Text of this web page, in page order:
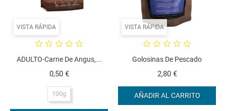
VISTA RÁPIDA
ADULTO-Carne De Angus,...
0,50 €Precio
100g
VISTA RÁPIDA
Golosinas De Pescado
2,80 €Precio
AÑADIR AL CARRITO